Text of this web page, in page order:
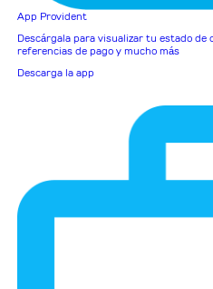
App Provident
Descárgala para visualizar tu estado de
referencias de pago y mucho más
Descarga la app